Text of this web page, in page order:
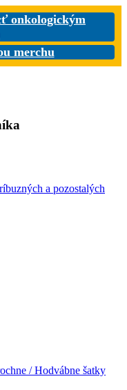
onkologickým
merchu
a pozostalých
/ Hodvábne šatky